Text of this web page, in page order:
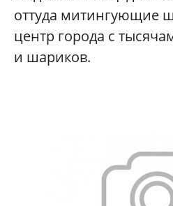
оттуда митингующие
центр города с
и шариков.